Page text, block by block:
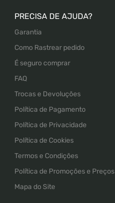
PRECISA DE AJUDA?
Garantia
Como Rastrear pedido
É seguro comprar
FAQ
Trocas e Devoluções
Política de Pagamento
Política de Privacidade
Política de Cookies
Termos e Condições
Política de Promoções e Preços
Mapa do Site